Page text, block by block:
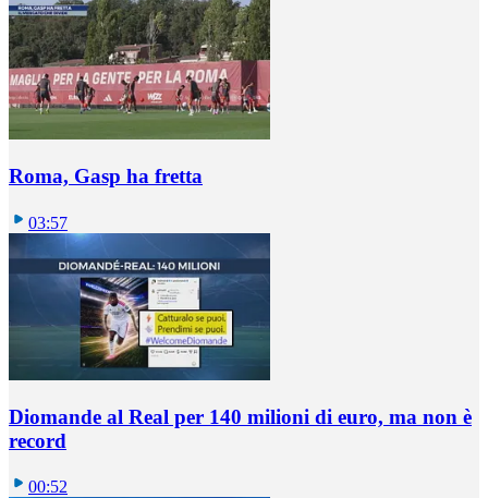
Roma, Gasp ha fretta
03:57
Diomande al Real per 140 milioni di euro, ma non è
record
00:52